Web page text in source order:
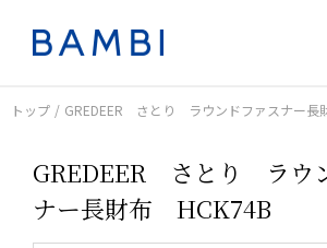
トップ GREDEER さとり ラウンドファスナー長
GREDEER さとり ラウ
ナー長財布 HCK74B